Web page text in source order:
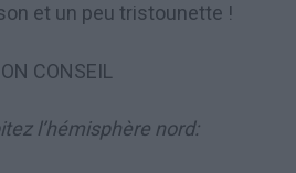
et un peu tristounette !
CONSEIL
l’hémisphère nord: